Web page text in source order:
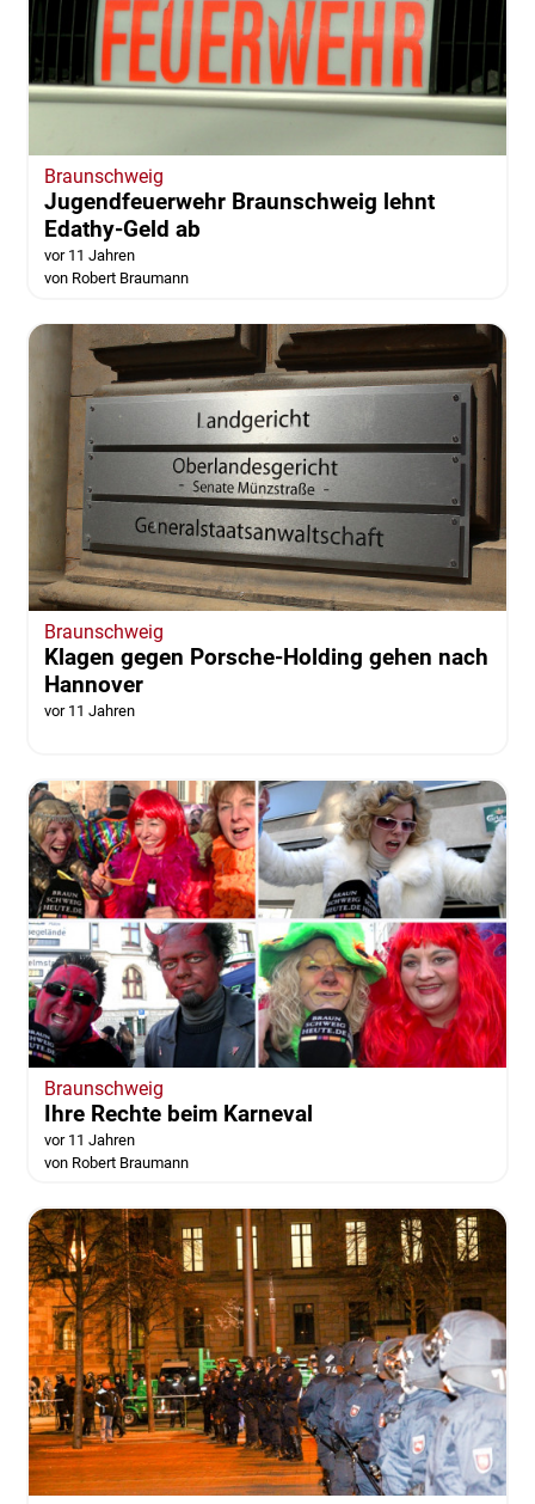
Braunschweig
Jugendfeuerwehr Braunschweig lehnt
Edathy-Geld ab
vor 11 Jahren
von Robert Braumann
Braunschweig
Klagen gegen Porsche-Holding gehen nach
Hannover
vor 11 Jahren
Braunschweig
Ihre Rechte beim Karneval
vor 11 Jahren
von Robert Braumann